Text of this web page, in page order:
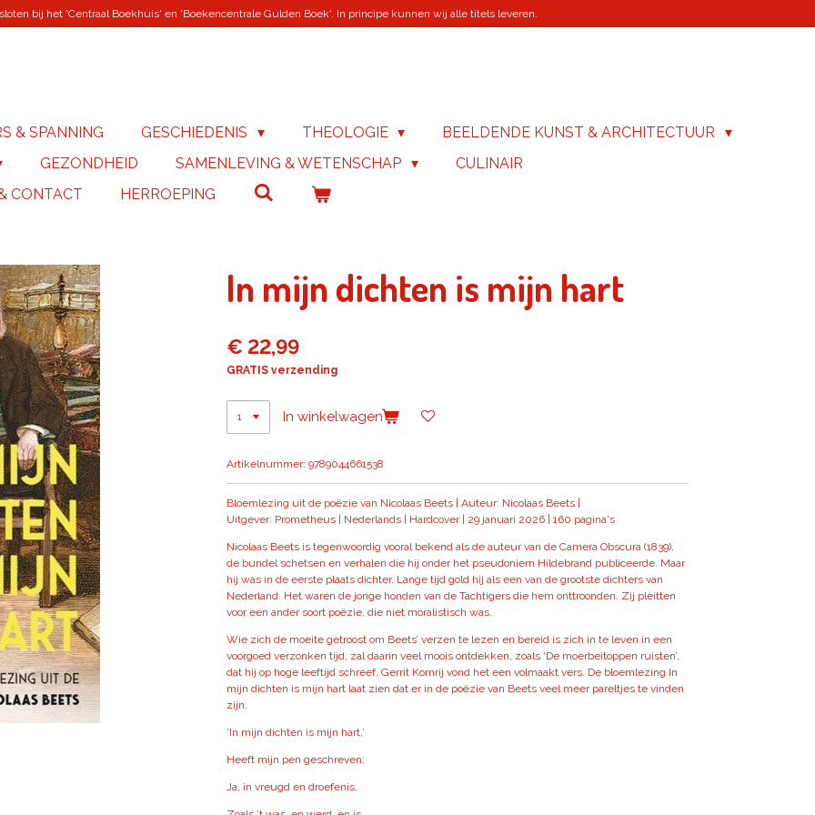
bij het 'Centraal Boekhuis' en 'Boekencentrale Gulden Boek'. In principe kunnen wij alle titels leveren.
& SPANNING GESCHIEDENIS THEOLOGIE
BEELDENDE KUNST & ARCHITECTUUR
GEZONDHEID SAMENLEVING & WETENSCHAP
CULINAIR
CONTACT HERROEPING
In mijn dichten is mijn hart
€ 22,99
GRATIS verzending
In winkelwagen
Artikelnummer: 9789044661538
Bloemlezing uit de poëzie van Nicolaas Beets | Auteur: Nicolaas Beets |
Uitgever: Prometheus | Nederlands | Hardcover | 29 januari 2026 | 160 pagina's
Nicolaas Beets is tegenwoordig vooral bekend als de auteur van de Camera Obscura (1839),
de bundel schetsen en verhalen die hij onder het pseudoniem Hildebrand publiceerde. Maar
hij was in de eerste plaats dichter. Lange tijd gold hij als een van de grootste dichters van
Nederland. Het waren de jonge honden van de Tachtigers die hem onttroonden. Zij pleitten
voor een ander soort poëzie, die niet moralistisch was.
Wie zich de moeite getroost om Beets’ verzen te lezen en bereid is zich in te leven in een
voorgoed verzonken tijd, zal daarin veel moois ontdekken, zoals ‘De moerbeitoppen ruisten’,
dat hij op hoge leeftijd schreef. Gerrit Komrij vond het een volmaakt vers. De bloemlezing In
mijn dichten is mijn hart laat zien dat er in de poëzie van Beets veel meer pareltjes te vinden
zijn.
‘In mijn dichten is mijn hart,’
Heeft mijn pen geschreven;
Ja, in vreugd en droefenis,